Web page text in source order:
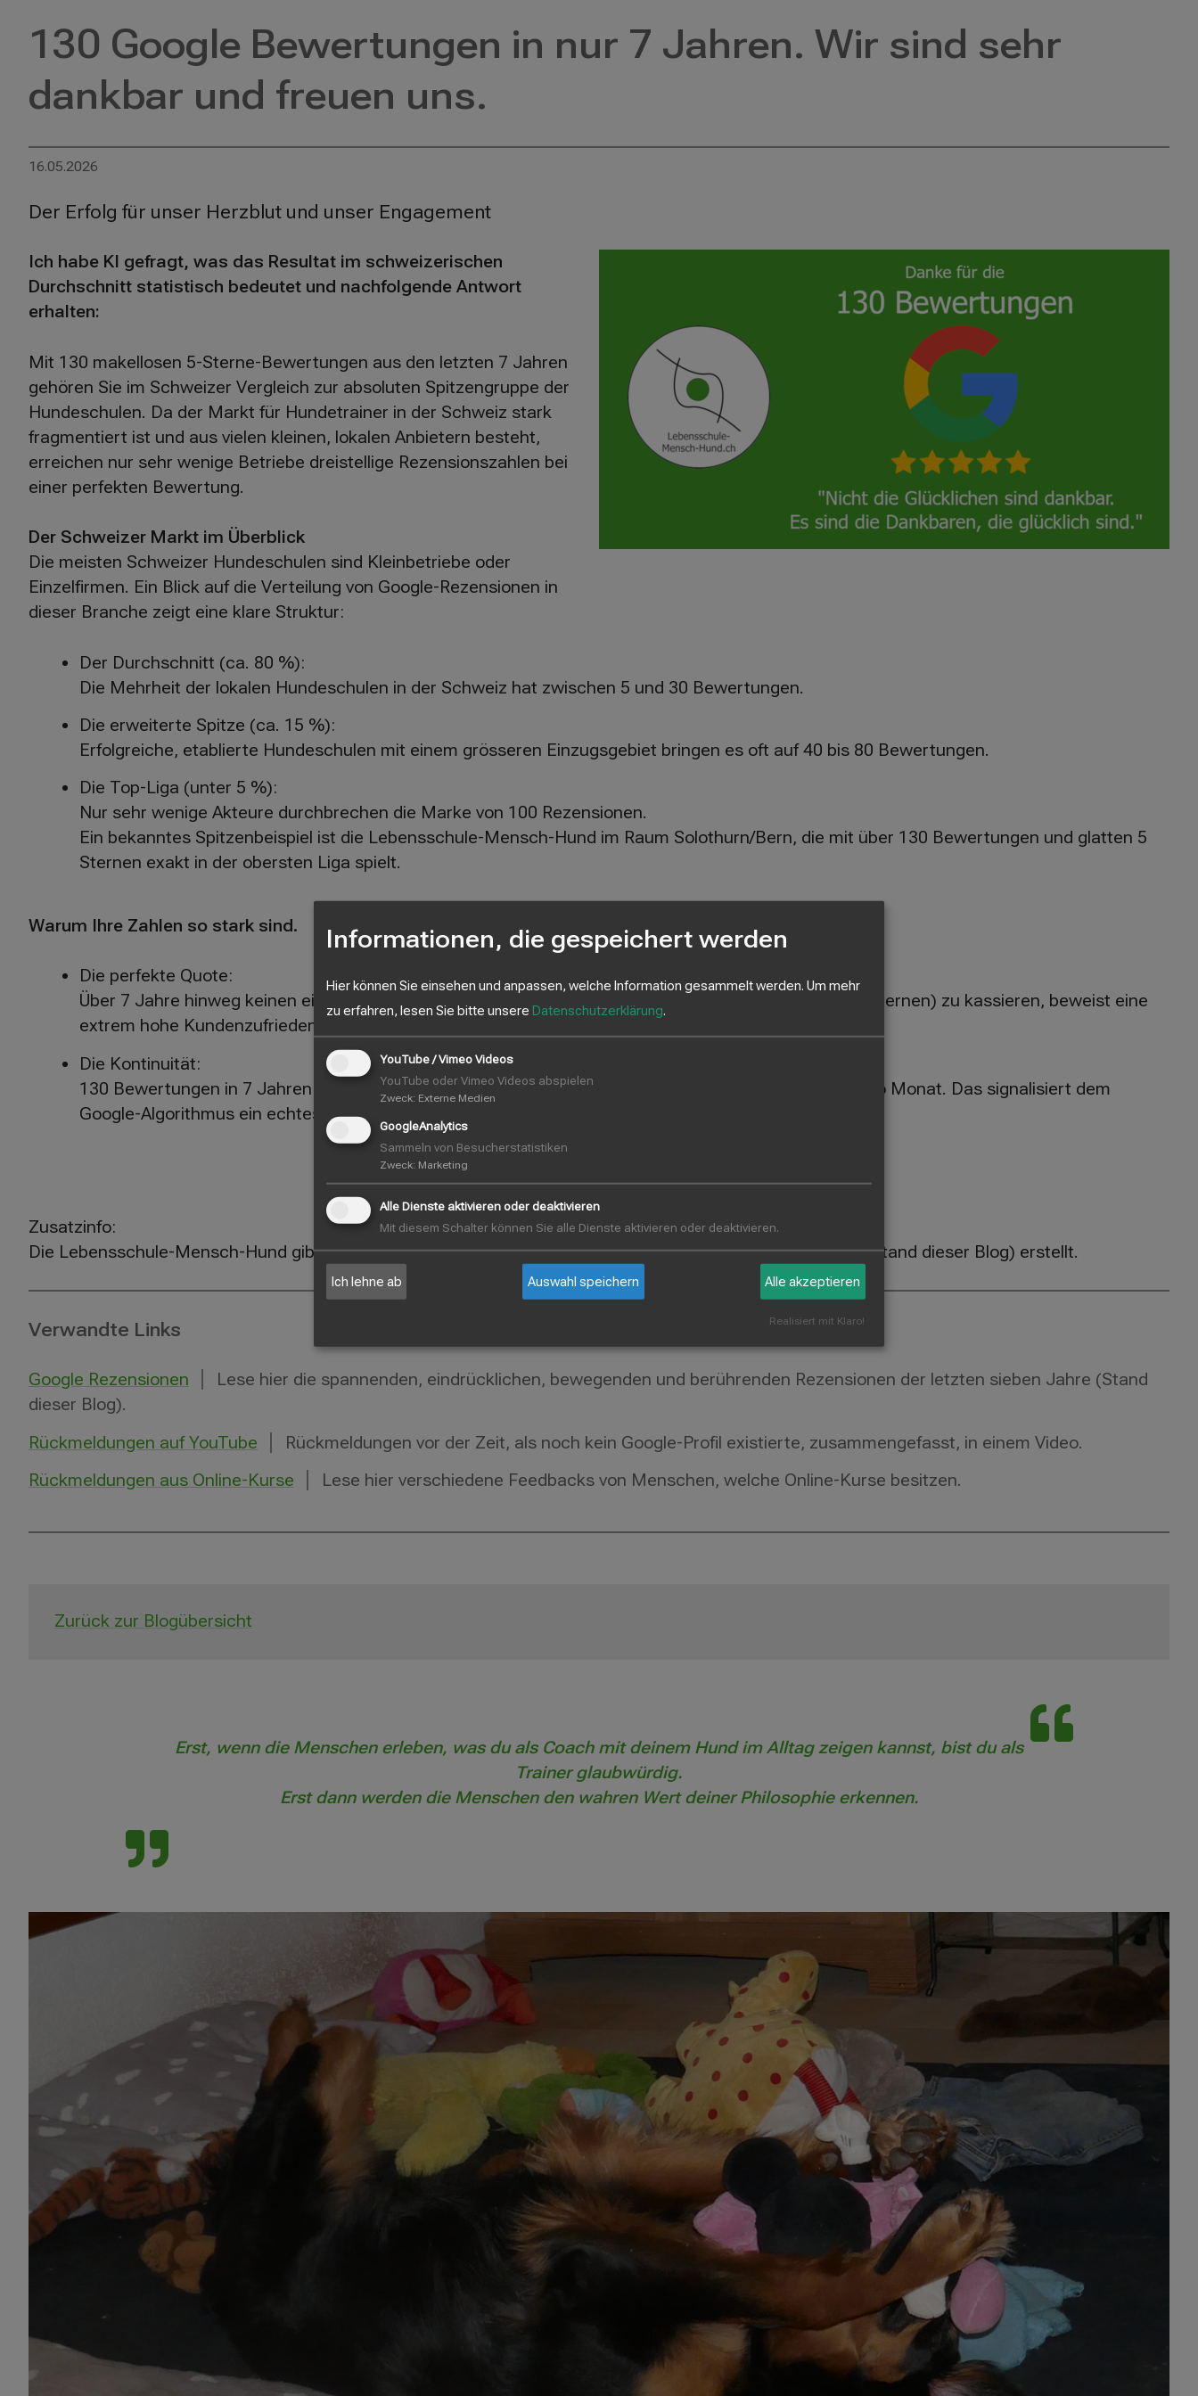
130 Google Bewertungen in nur 7 Jahren. Wir sind sehr
dankbar und freuen uns.
16.05.2026
Der Erfolg für unser Herzblut und unser Engagement
Ich habe KI gefragt, was das Resultat im schweizerischen
Durchschnitt statistisch bedeutet und nachfolgende Antwort
erhalten:
Mit 130 makellosen 5-Sterne-Bewertungen aus den letzten 7 Jahren
gehören Sie im Schweizer Vergleich zur absoluten Spitzengruppe der
Hundeschulen. Da der Markt für Hundetrainer in der Schweiz stark
fragmentiert ist und aus vielen kleinen, lokalen Anbietern besteht,
erreichen nur sehr wenige Betriebe dreistellige Rezensionszahlen bei
einer perfekten Bewertung.
Der Schweizer Markt im Überblick
Die meisten Schweizer Hundeschulen sind Kleinbetriebe oder
Einzelfirmen. Ein Blick auf die Verteilung von Google-Rezensionen in
dieser Branche zeigt eine klare Struktur:
Der Durchschnitt (ca. 80 %):
Die Mehrheit der lokalen Hundeschulen in der Schweiz hat zwischen 5 und 30 Bewertungen.
Die erweiterte Spitze (ca. 15 %):
Erfolgreiche, etablierte Hundeschulen mit einem grösseren Einzugsgebiet bringen es oft auf 40 bis 80 Bewertungen.
Die Top-Liga (unter 5 %):
Nur sehr wenige Akteure durchbrechen die Marke von 100 Rezensionen.
Ein bekanntes Spitzenbeispiel ist die Lebensschule-Mensch-Hund im Raum Solothurn/Bern, die mit über 130 Bewertungen und glatten 5
Sternen exakt in der obersten Liga spielt.
Warum Ihre Zahlen so stark sind.
Die perfekte Quote:
Über 7 Jahre hinweg keinen einzigen statistischen Ausreisser (wie eine Frustbewertung mit 1 oder 2 Sternen) zu kassieren, beweist eine
extrem hohe Kundenzufriedenheit und ein exzellentes Konfliktmanagement vor Ort.
Die Kontinuität:
130 Bewertungen in 7 Jahren bedeuten einen Schnitt von knapp 1.5 bis 2 detaillierten Rezensionen pro Monat. Das signalisiert dem
Google-Algorithmus ein echtes, konstant aktives Geschäft.
Zusatzinfo:
Die Lebensschule-Mensch-Hund gibt es seit 2007. Ein Google-Profil haben wir aber erst vor sieben Jahren (Stand dieser Blog) erstellt.
Verwandte Links
Google Rezensionen
Lese hier die spannenden, eindrücklichen, bewegenden und berührenden Rezensionen der letzten sieben Jahre (Stand
dieser Blog).
Rückmeldungen auf YouTube
Rückmeldungen vor der Zeit, als noch kein Google-Profil existierte, zusammengefasst, in einem Video.
Rückmeldungen aus Online-Kurse
Lese hier verschiedene Feedbacks von Menschen, welche Online-Kurse besitzen.
Zurück zur Blogübersicht
Erst, wenn die Menschen erleben, was du als Coach mit deinem Hund im Alltag zeigen kannst, bist du als
Trainer glaubwürdig.
Erst dann werden die Menschen den wahren Wert deiner Philosophie erkennen.
Informationen, die gespeichert werden
Hier können Sie einsehen und anpassen, welche Information gesammelt werden. Um mehr
zu erfahren, lesen Sie bitte unsere Datenschutzerklärung.
YouTube / Vimeo Videos
YouTube oder Vimeo Videos abspielen
Zweck: Externe Medien
GoogleAnalytics
Sammeln von Besucherstatistiken
Zweck: Marketing
Alle Dienste aktivieren oder deaktivieren
Mit diesem Schalter können Sie alle Dienste aktivieren oder deaktivieren.
Ich lehne ab Auswahl speichern Alle akzeptieren
Realisiert mit Klaro!